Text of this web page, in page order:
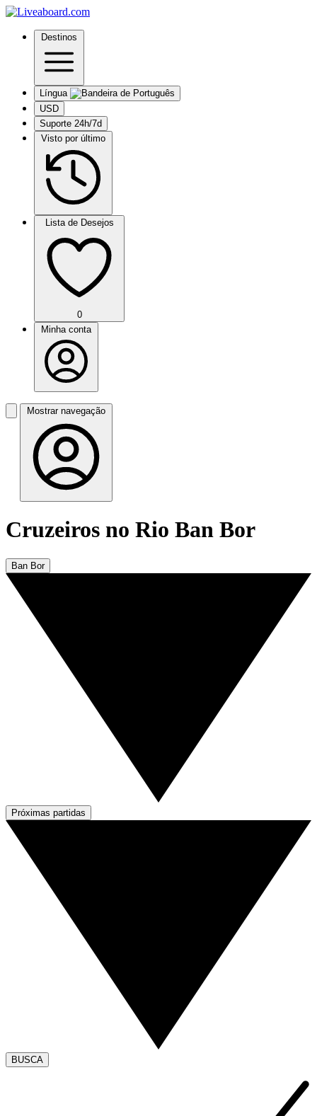
Destinos
Língua
USD
Suporte 24h/7d
Visto por último
Lista de Desejos
0
Minha conta
Mostrar navegação
Cruzeiros no Rio Ban Bor
Ban Bor
Próximas partidas
BUSCA